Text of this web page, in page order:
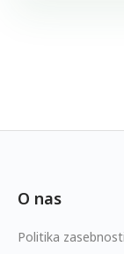
O nas
Politika zasebnosti